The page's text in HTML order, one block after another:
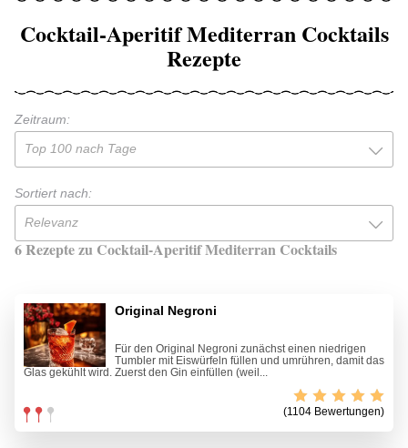
Cocktail-Aperitif Mediterran Cocktails
Rezepte
Zeitraum:
Top 100 nach Tage
Sortiert nach:
Relevanz
6 Rezepte zu Cocktail-Aperitif Mediterran Cocktails
Original Negroni
Für den Original Negroni zunächst einen niedrigen
Tumbler mit Eiswürfeln füllen und umrühren, damit das
Glas gekühlt wird. Zuerst den Gin einfüllen (weil...
(1104 Bewertungen)